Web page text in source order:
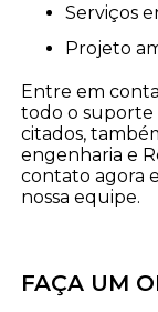
serviços
projeto
Entre em
todo o suporte
citados,
engenharia e
contato agora
nossa equipe.
FAÇA UM